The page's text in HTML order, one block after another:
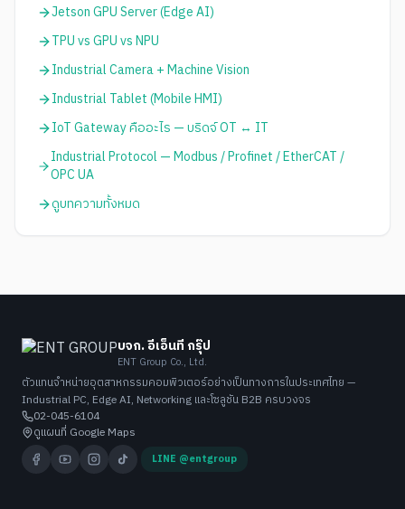
Jetson GPU Server (Edge AI)
TPU vs GPU vs NPU
Industrial Camera + Machine Vision
Industrial Tablet (Mobile HMI)
IoT Gateway คืออะไร — บริดจ์ OT ↔ IT
Industrial Protocol — Modbus / Profinet / EtherCAT /
OPC UA
ดูบทความทั้งหมด
บจก. อีเอ็นที กรุ๊ป
ENT Group Co., Ltd.
ตัวแทนจำหน่ายอุตสาหกรรมคอมพิวเตอร์อย่างเป็นทางการในประเทศไทย —
Industrial PC, Edge AI, Networking และโซลูชัน B2B ครบวงจร
02-045-6104
ดูแผนที่ Google Maps
LINE @entgroup